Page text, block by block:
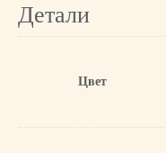
Детали
Цвет